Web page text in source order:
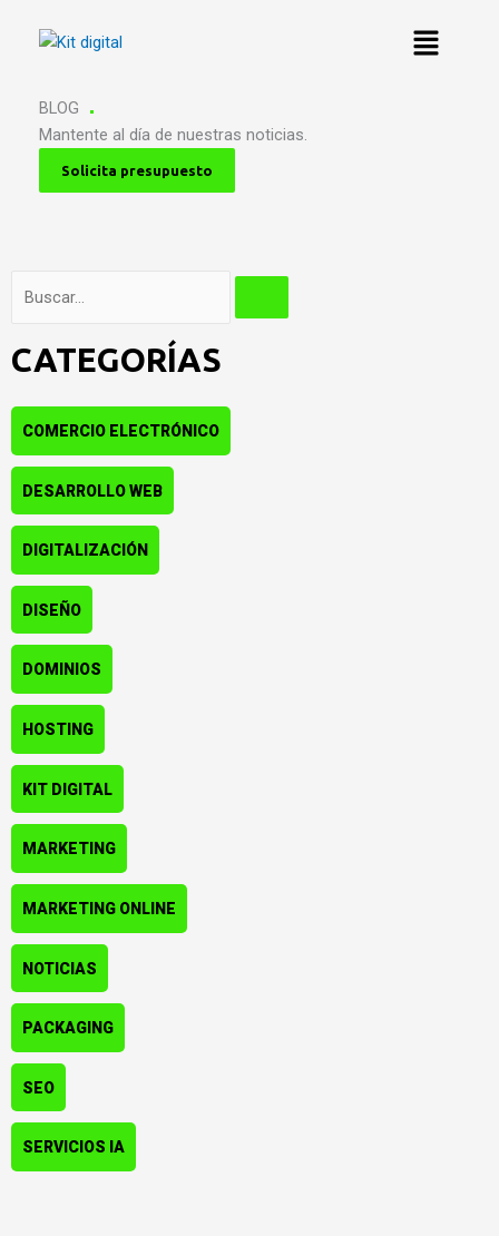
BLOG
Mantente al día de nuestras noticias.
Solicita presupuesto
c
r
CATEGORÍAS
COMERCIO ELECTRÓNICO
DESARROLLO WEB
DIGITALIZACIÓN
DISEÑO
DOMINIOS
HOSTING
KIT DIGITAL
MARKETING
MARKETING ONLINE
NOTICIAS
PACKAGING
SEO
SERVICIOS IA